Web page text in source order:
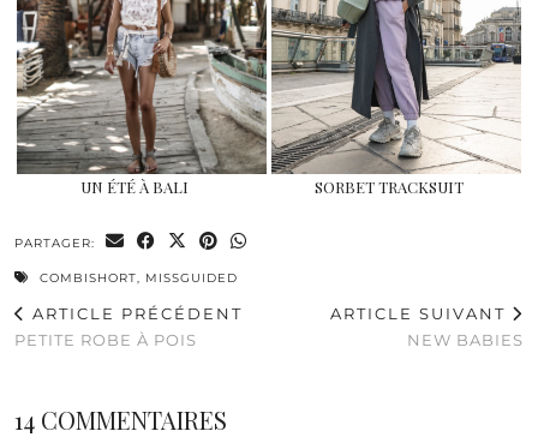
UN ÉTÉ À BALI SORBET TRACKSUIT
PARTAGER:
COMBISHORT, MISSGUIDED
ARTICLE PRÉCÉDENT
PETITE ROBE À POIS
ARTICLE SUIVANT
NEW BABIES
14 COMMENTAIRES